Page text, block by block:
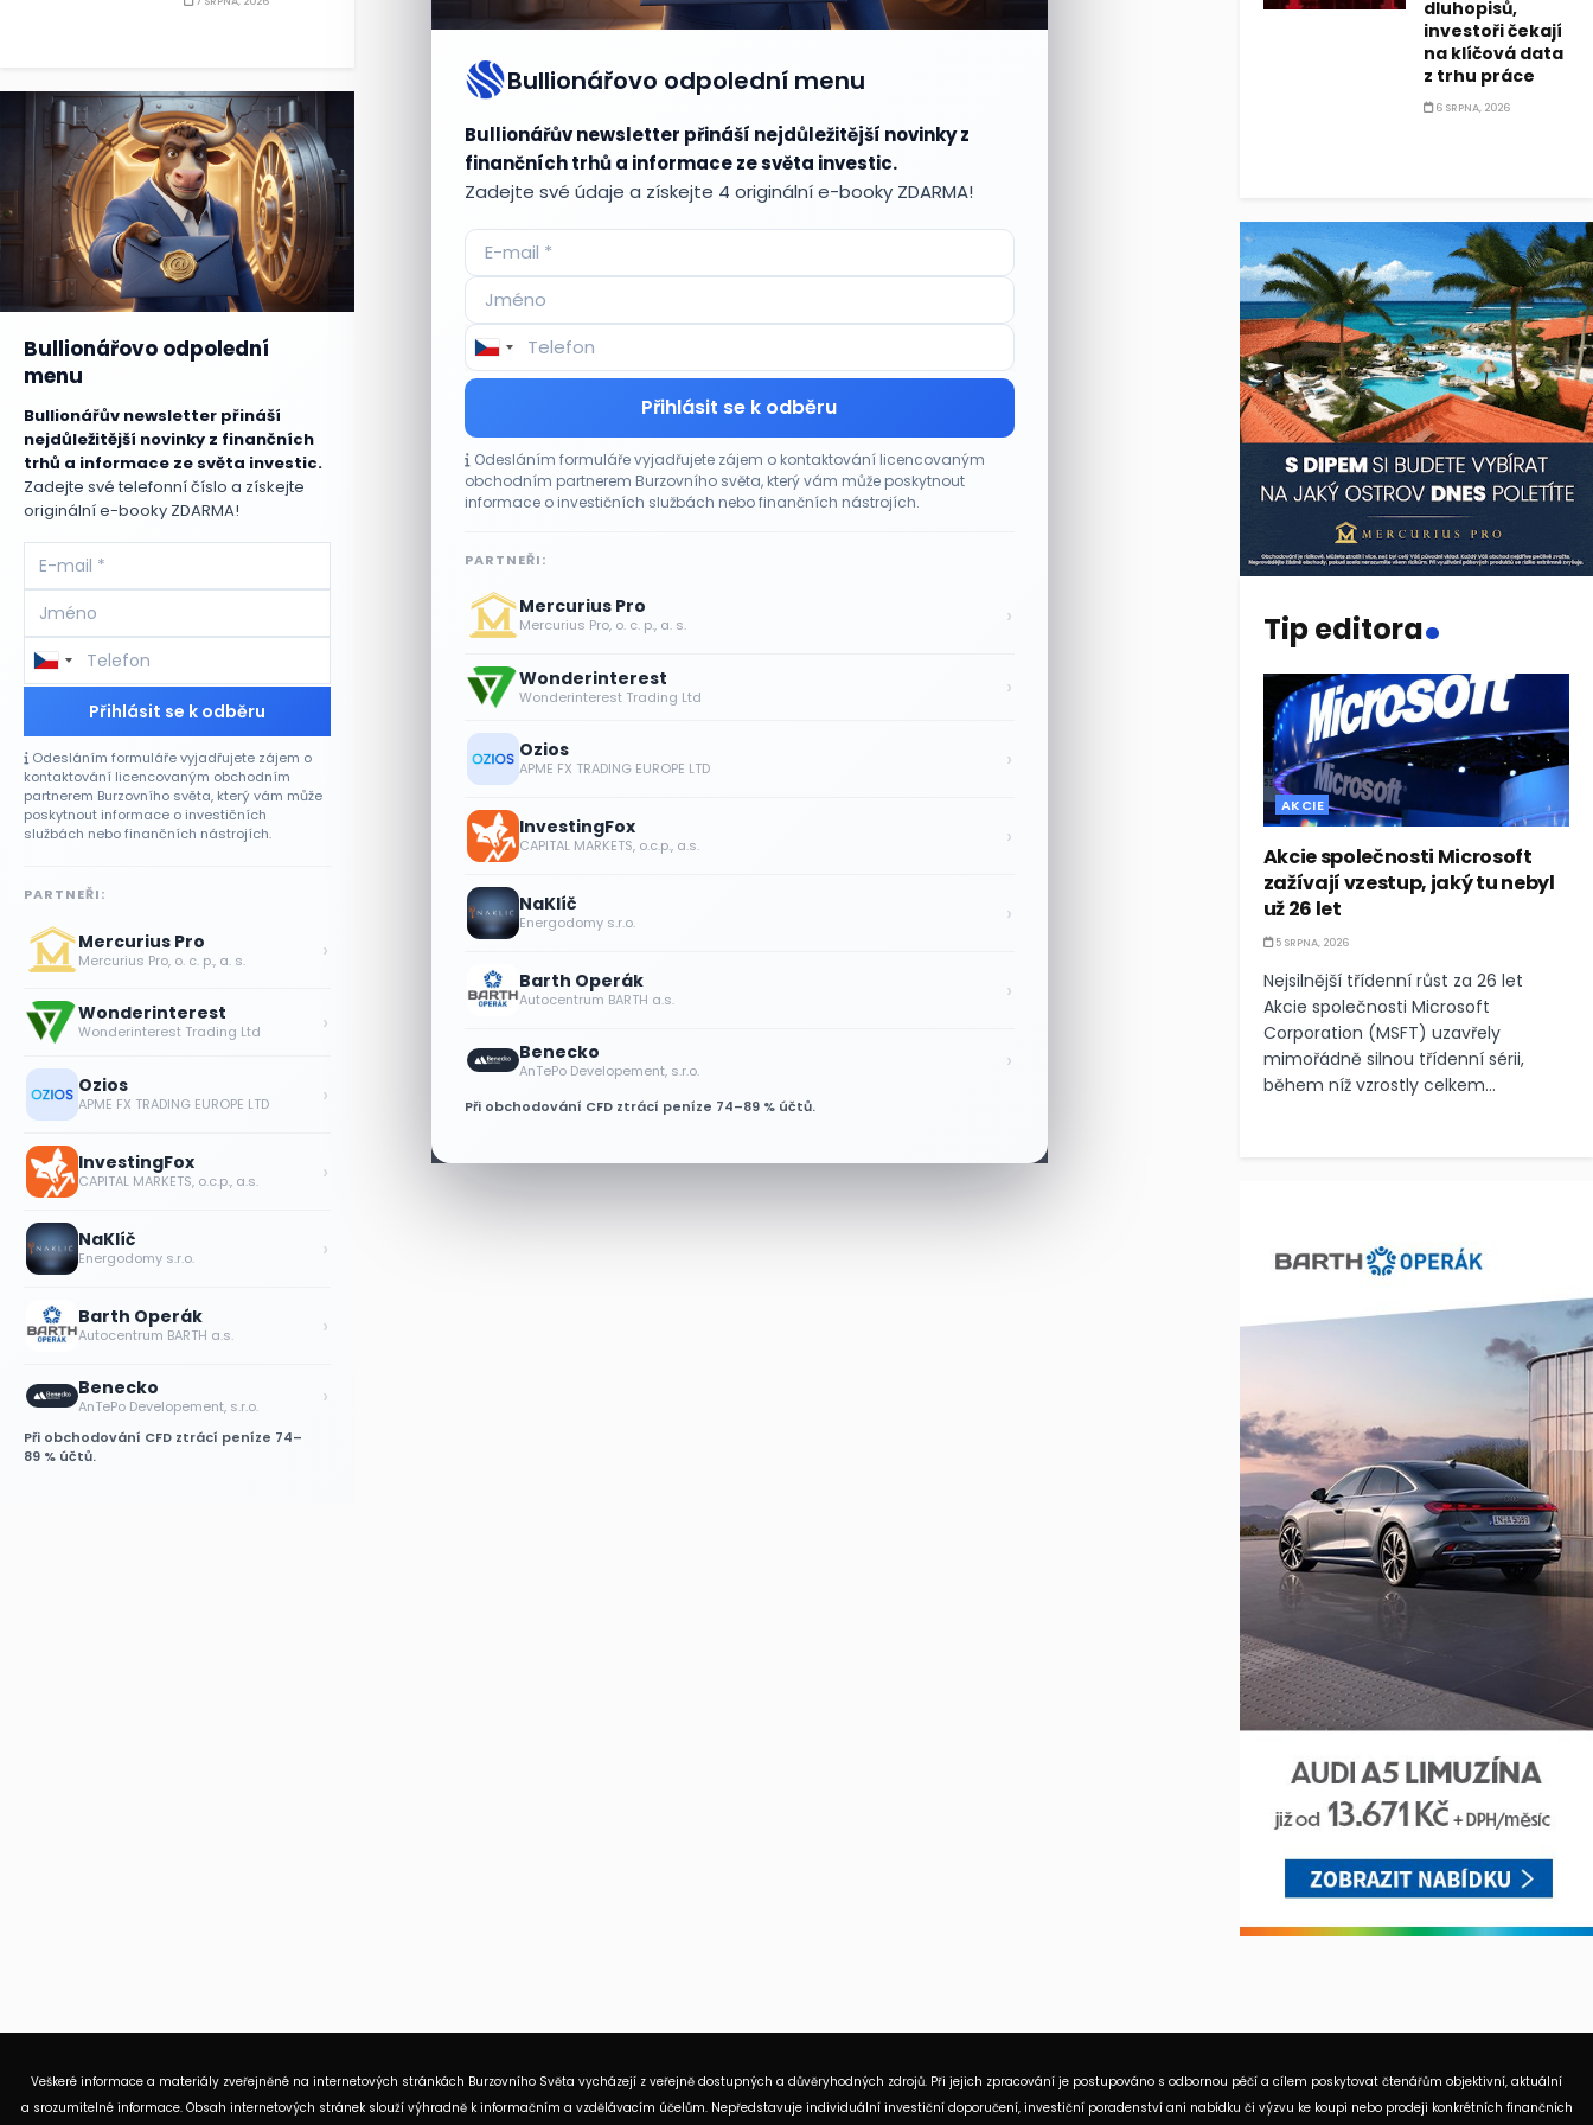
Bullionářovo odpolední menu
Bullionářův newsletter přináší nejdůležitější novinky z
finančních trhů a informace ze světa investic.
Zadejte své údaje a získejte 4 originální e-booky ZDARMA!
Přihlásit se k odběru
Odesláním formuláře vyjadřujete zájem o kontaktování licencovaným
obchodním partnerem Burzovního světa, který vám může poskytnout
informace o investičních službách nebo finančních nástrojích.
PARTNEŘI:
Mercurius Pro
Mercurius Pro, o. c. p., a. s. ›
Wonderinterest
Wonderinterest Trading Ltd ›
Ozios
APME FX TRADING EUROPE LTD ›
InvestingFox
CAPITAL MARKETS, o.c.p., a.s. ›
NaKlíč
Energodomy s.r.o. ›
Barth Operák
Autocentrum BARTH a.s. ›
Benecko
AnTePo Developement, s.r.o. ›
Při obchodování CFD ztrácí peníze 74–89 % účtů.
Bullionářovo odpolední
menu
Bullionářův newsletter přináší
nejdůležitější novinky z finančních
trhů a informace ze světa investic.
Zadejte své telefonní číslo a získejte
originální e-booky ZDARMA!
Přihlásit se k odběru
Odesláním formuláře vyjadřujete zájem o
kontaktování licencovaným obchodním
partnerem Burzovního světa, který vám může
poskytnout informace o investičních
službách nebo finančních nástrojích.
PARTNEŘI:
Mercurius Pro
Mercurius Pro, o. c. p., a. s. ›
Wonderinterest
Wonderinterest Trading Ltd ›
Ozios
APME FX TRADING EUROPE LTD ›
InvestingFox
CAPITAL MARKETS, o.c.p., a.s. ›
NaKlíč
Energodomy s.r.o. ›
Barth Operák
Autocentrum BARTH a.s. ›
Benecko
AnTePo Developement, s.r.o. ›
Při obchodování CFD ztrácí peníze 74–
89 % účtů.
dluhopisů,
investoři čekají
na klíčová data
z trhu práce
6 SRPNA, 2026
Tip editora.
AKCIE
Akcie společnosti Microsoft
zažívají vzestup, jaký tu nebyl
už 26 let
5 SRPNA, 2026
Nejsilnější třídenní růst za 26 let
Akcie společnosti Microsoft
Corporation (MSFT) uzavřely
mimořádně silnou třídenní sérii,
během níž vzrostly celkem...
Veškeré informace a materiály zveřejněné na internetových stránkách Burzovního Světa vycházejí z veřejně dostupných a důvěryhodných zdrojů. Při jejich zpracování je postupováno s odbornou péčí a cílem poskytovat čtenářům objektivní, aktuální
a srozumitelné informace. Obsah internetových stránek slouží výhradně k informačním a vzdělávacím účelům. Nepředstavuje individuální investiční doporučení, investiční poradenství ani nabídku či výzvu ke koupi nebo prodeji konkrétních finančních